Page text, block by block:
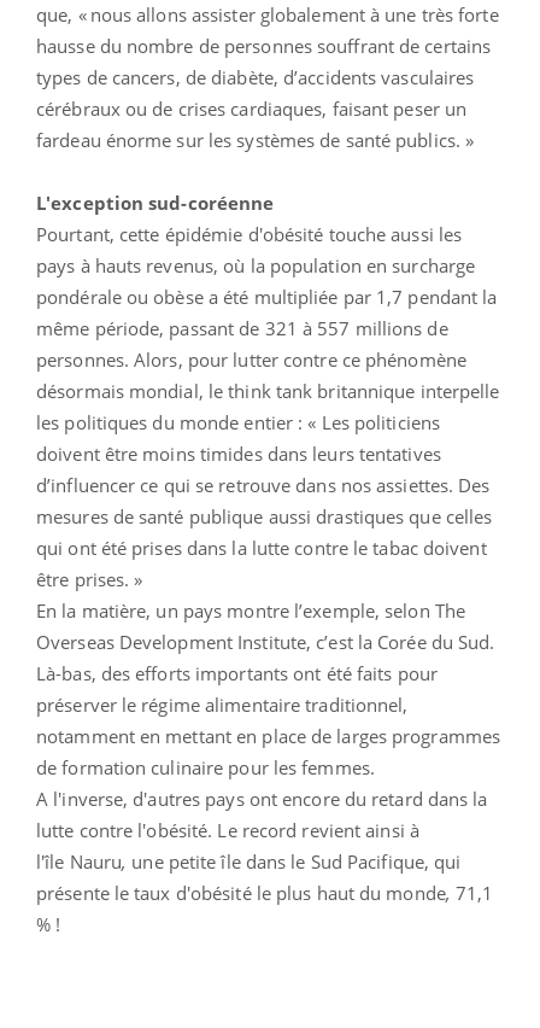
que, « nous allons assister globalement à une très forte
hausse du nombre de personnes souffrant de certains
types de cancers, de diabète, d’accidents vasculaires
cérébraux ou de crises cardiaques, faisant peser un
fardeau énorme sur les systèmes de santé publics. »
L'exception sud-coréenne
Pourtant, cette épidémie d'obésité touche aussi les
pays à hauts revenus, où la population en surcharge
pondérale ou obèse a été multipliée par 1,7 pendant la
même période, passant de 321 à 557 millions de
personnes. Alors, pour lutter contre ce phénomène
désormais mondial, le think tank britannique interpelle
les politiques du monde entier : « Les politiciens
doivent être moins timides dans leurs tentatives
d’influencer ce qui se retrouve dans nos assiettes. Des
mesures de santé publique aussi drastiques que celles
qui ont été prises dans la lutte contre le tabac doivent
être prises. »
En la matière, un pays montre l’exemple, selon The
Overseas Development Institute, c’est la Corée du Sud.
Là-bas, des efforts importants ont été faits pour
préserver le régime alimentaire traditionnel,
notamment en mettant en place de larges programmes
de formation culinaire pour les femmes.
A l'inverse, d'autres pays ont encore du retard dans la
lutte contre l'obésité. Le record revient ainsi à
l'île Nauru, une petite île dans le Sud Pacifique, qui
présente le taux d'obésité le plus haut du monde,71,1
% !